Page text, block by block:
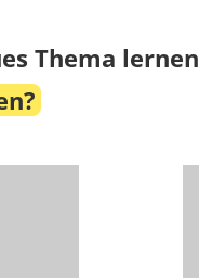
Thema lernen